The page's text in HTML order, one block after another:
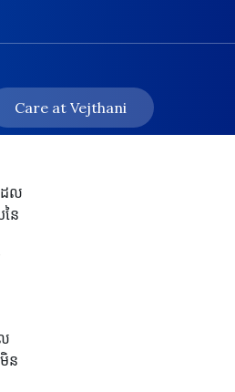
Care at Vejthani
ែល
ៃ
ន